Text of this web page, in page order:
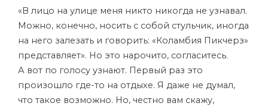
«В лицо на улице меня никто никогда не узнавал.
Можно, конечно, носить с собой стульчик, иногда
на него залезать и говорить: «Коламбия Пикчерз»
представляет». Но это нарочито, согласитесь.
А вот по голосу узнают. Первый раз это
произошло где-то на отдыхе. Я даже не думал,
что такое возможно. Но, честно вам скажу,